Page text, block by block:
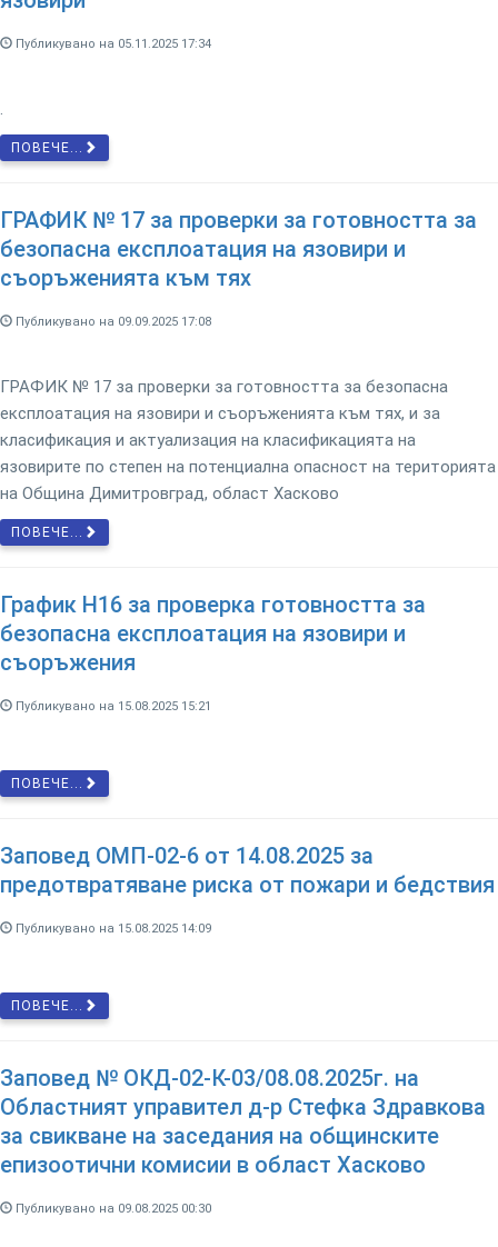
Публикувано на 05.11.2025 17:34
.
ПОВЕЧЕ...
ГРАФИК № 17 за проверки за готовността за
безопасна експлоатация на язовири и
съоръженията към тях
Публикувано на 09.09.2025 17:08
ГРАФИК № 17 за проверки за готовността за безопасна
експлоатация на язовири и съоръженията към тях, и за
класификация и актуализация на класификацията на
язовирите по степен на потенциална опасност на територията
на Община Димитровград, област Хасково
ПОВЕЧЕ...
График Н16 за проверка готовността за
безопасна експлоатация на язовири и
съоръжения
Публикувано на 15.08.2025 15:21
ПОВЕЧЕ...
Заповед ОМП-02-6 от 14.08.2025 за
предотвратяване риска от пожари и бедствия
Публикувано на 15.08.2025 14:09
ПОВЕЧЕ...
Заповед № ОКД-02-К-03/08.08.2025г. на
Областният управител д-р Стефка Здравкова
за свикване на заседания на общинските
епизоотични комисии в област Хасково
Публикувано на 09.08.2025 00:30